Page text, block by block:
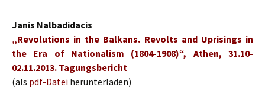
Janis Nalbadidacis
„Revolutions in the Balkans. Revolts and Uprisings in
the Era of Nationalism (1804-1908)“, Athen, 31.10-
02.11.2013. Tagungsbericht
(als pdf-Datei herunterladen)